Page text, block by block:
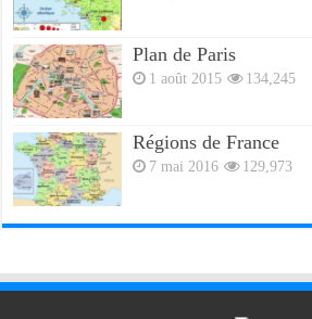
Plan de Paris
1 août 2015 134,245
Régions de France
7 mai 2016 129,973